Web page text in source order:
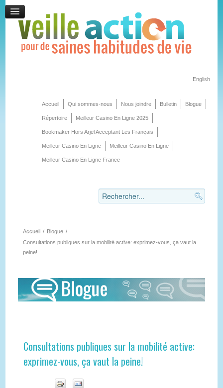
English
Accueil Qui sommes-nous Nous joindre Bulletin Blogue
Répertoire Meilleur Casino En Ligne 2025
Bookmaker Hors Arjel Acceptant Les Français
Meilleur Casino En Ligne Meilleur Casino En Ligne
Meilleur Casino En Ligne France
Accueil / Blogue /
Consultations publiques sur la mobilité active: exprimez-vous, ça vaut la
peine!
Consultations publiques sur la mobilité active:
exprimez-vous, ça vaut la peine!